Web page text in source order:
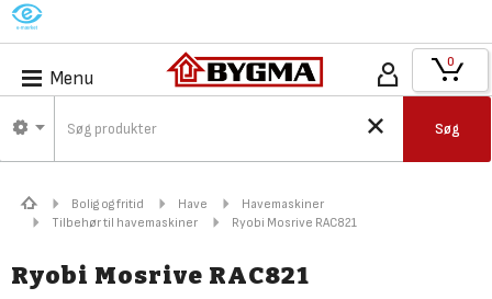
M
Menu
Søg
0
Bolig og fritid Have
Havemaskiner
Tilbehør til havemaskiner
Ryobi Mosrive RAC821
Ryobi Mosrive RAC821